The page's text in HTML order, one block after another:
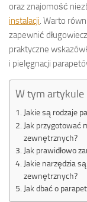
oraz znajomość
instalacji. Warto
zapewnić
praktyczne
i pielęgnacji
W tym artykule
Jakie są rodzaje
Jak przygotować
zewnętrznych?
Jak prawidłowo
Jakie narzędzia
zewnętrznych?
Jak dbać o